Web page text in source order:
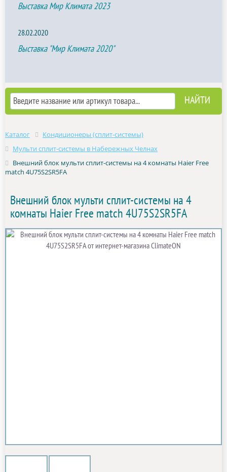
Выставка Мир Климата 2023
28.02.2020
Выставка "Мир Климата 2020"
Каталог
Кондиционеры (сплит-системы)
Мульти сплит-системы в Набережных Челнах
Внешний блок мульти сплит-системы на 4 комнаты Haier Free
match 4U75S2SR5FA
Внешний блок мульти сплит-системы на 4
комнаты Haier Free match 4U75S2SR5FA